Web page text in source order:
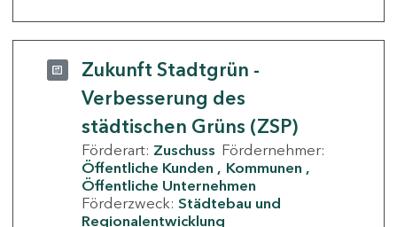
Zukunft Stadtgrün -
Verbesserung des
städtischen Grüns (ZSP)
Förderart: Zuschuss Fördernehmer:
Öffentliche Kunden
Kommunen
Öffentliche Unternehmen
Förderzweck: Städtebau und
Regionalentwicklung